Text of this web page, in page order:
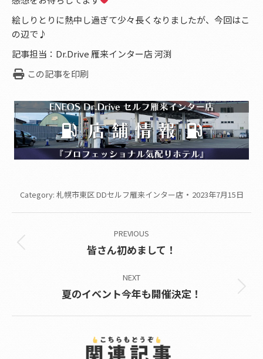
絵しりとりに熱中し過ぎて少々長くなりましたが、今回はこ
の辺で♪
記事担当：Dr.Drive 雁来インター店 河渕
この記事を印刷
Category: 札幌市東区 DDセルフ雁来インター店 2023年7月15日
navigation
PREVIOUS
Previous
皆さん初めまして！
NEXT
Next
夏のイベント今年も開催決定！